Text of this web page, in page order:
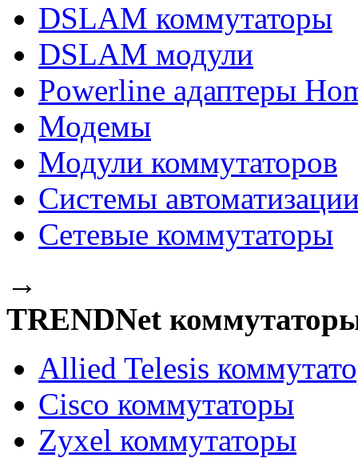
DSLAM коммутаторы
DSLAM модули
Powerline адаптеры
Модемы
Модули коммутаторов
Системы
Сетевые коммутаторы
→
TRENDNet
Allied Telesis
Cisco коммутаторы
Zyxel коммутаторы